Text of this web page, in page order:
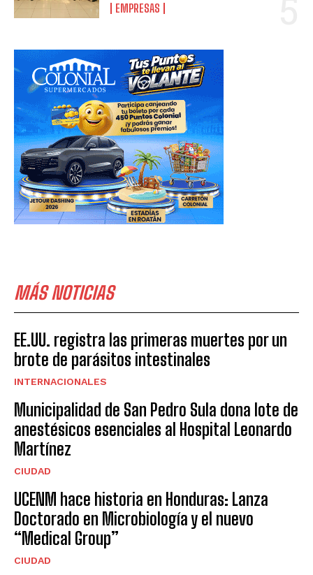
EMPRESAS
MÁS NOTICIAS
EE.UU. registra las primeras muertes por un
brote de parásitos intestinales
INTERNACIONALES
Municipalidad de San Pedro Sula dona lote de
anestésicos esenciales al Hospital Leonardo
Martínez
CIUDAD
UCENM hace historia en Honduras: Lanza
Doctorado en Microbiología y el nuevo
“Medical Group”
CIUDAD